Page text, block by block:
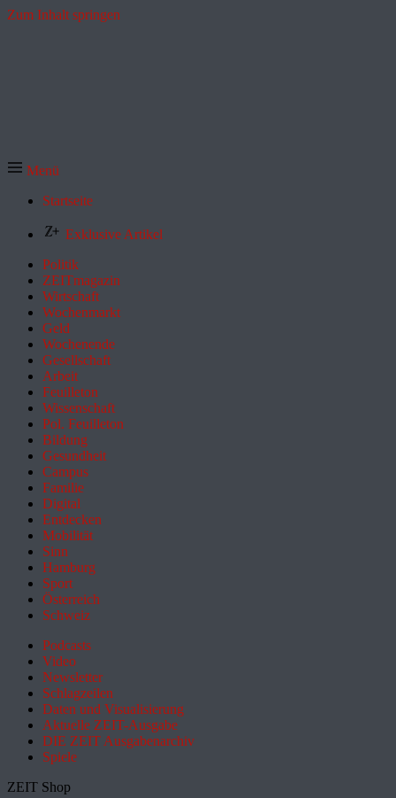
Zum Inhalt springen
Menü
Startseite
Exklusive Artikel
Politik
ZEITmagazin
Wirtschaft
Wochenmarkt
Geld
Wochenende
Gesellschaft
Arbeit
Feuilleton
Wissenschaft
Pol. Feuilleton
Bildung
Gesundheit
Campus
Familie
Digital
Entdecken
Mobilität
Sinn
Hamburg
Sport
Österreich
Schweiz
Podcasts
Video
Newsletter
Schlagzeilen
Daten und Visualisierung
Aktuelle ZEIT-Ausgabe
DIE ZEIT Ausgabenarchiv
Spiele
ZEIT Shop